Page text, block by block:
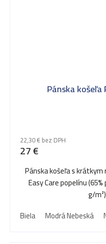
Pánska košeľa
22,30 € bez DPH
27 €
Pánska košeľa s krátkym
Easy Care popelínu
g/
Biela
Modrá Nebeská